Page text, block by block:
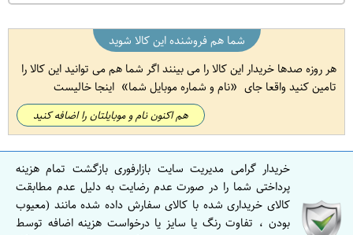
شما هم فروشنده این کالا شوید
هر روزه صدها خریدار این کالا را می بینند اگر شما هم می توانید این کالا را
تامین کنید واقعا جای
نام و شماره موبایل شما اینجا خالیست
هم اکنون نام و موبایلتان را اضافه کنید
خریدار گرامی مدیریت سایت بازارفوری بازگشت تمام هزینه
پرداختی شما را در صورت عدم رضایت به دلیل عدم مطابقت
کالای خریداری شده با کالای سفارش داده شده مانند (معیوب
بودن ، تفاوت رنگ یا سایز یا درخواست هزینه اضافه توسط